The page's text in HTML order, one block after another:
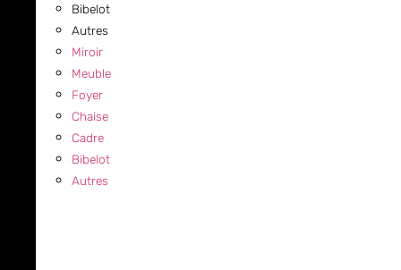
Bibelot
Autres
Miroir
Meuble
Foyer
Chaise
Cadre
Bibelot
Autres